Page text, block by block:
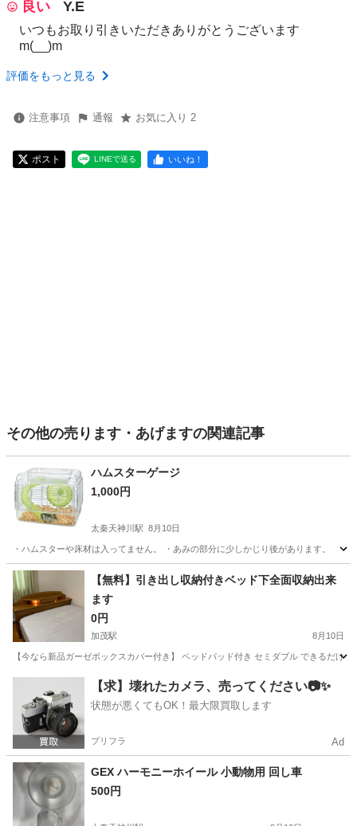
良い Y.E
いつもお取り引きいただきありがとうございます
m(__)m
評価をもっと見る
注意事項 通報 お気に入り 2
ポスト LINEで送る いいね！
その他の売ります・あげますの関連記事
ハムスターゲージ
1,000円
太秦天神川駅 8月10日
・ハムスターや床材は入ってません。 ・あみの部分に少しかじり後があります。
京都 京都市 太秦天神川駅 その他 ハムスター
【無料】引き出し収納付きベッド下全面収納出来
ます
0円
加茂駅 8月10日
【今なら新品ガーゼボックスカバー付き】 ベッドパッド付き セミダブル できるだけ
加茂駅 その他
【求】壊れたカメラ、売ってください📷✨
状態が悪くてもOK！最大限買取します
プリフラ Ad
GEX ハーモニーホイール 小動物用 回し車
500円